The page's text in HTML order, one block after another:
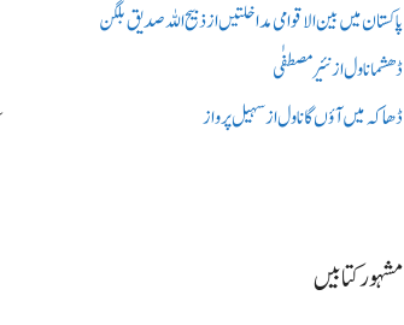
پاکستان میں بین الاقوامی مداخلتیں از ذبیح اللہ صدیق بلگن
ڈھشما ناول از نئیر مصطفٰی
ڈھاکہ میں آؤں گا ناول از سہیل پرواز
مشہور کتابیں